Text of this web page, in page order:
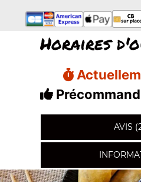
Horaires
AVIS